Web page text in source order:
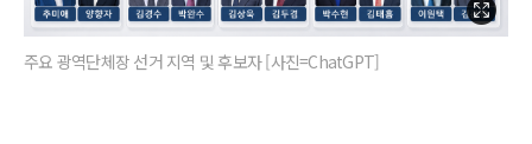
주요 광역단체장 선거 지역 및 후보자 [사진=ChatGPT]